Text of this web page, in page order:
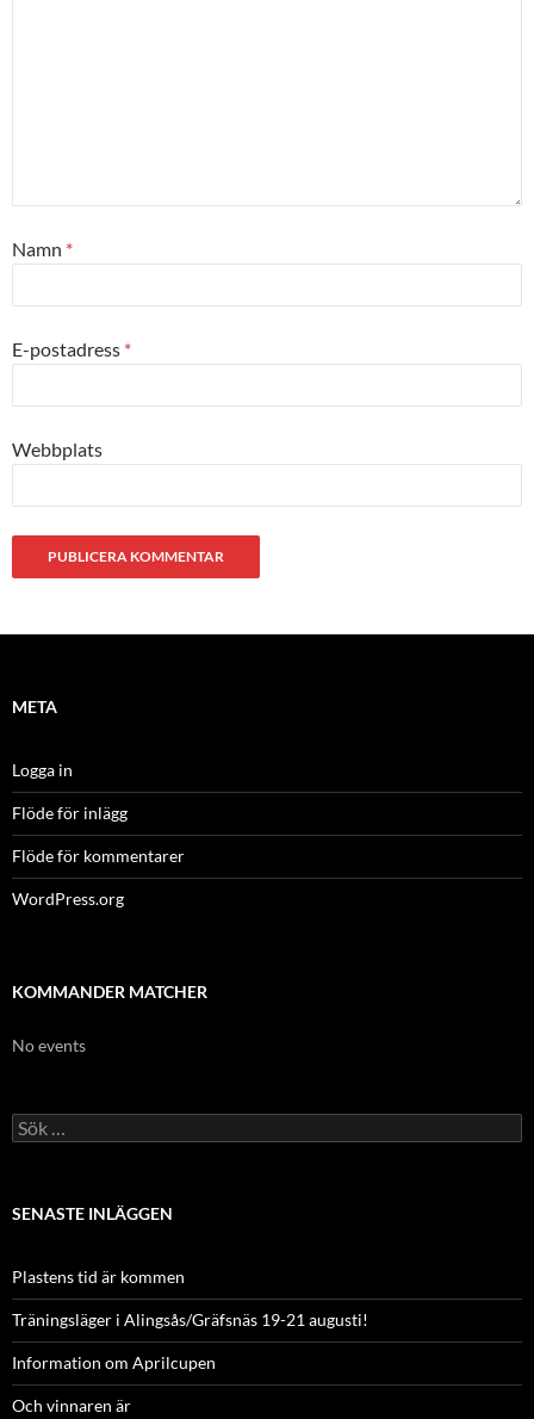
Namn *
E-postadress *
Webbplats
META
Logga in
Flöde för inlägg
Flöde för kommentarer
WordPress.org
KOMMANDER MATCHER
No events
Sök
efter:
SENASTE INLÄGGEN
Plastens tid är kommen
Träningsläger i Alingsås/Gräfsnäs 19-21 augusti!
Information om Aprilcupen
Och vinnaren är